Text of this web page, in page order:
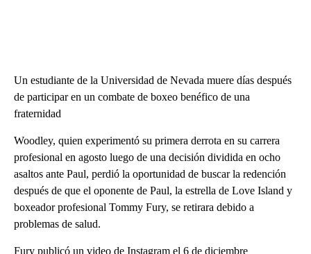
Un estudiante de la Universidad de Nevada muere días después
de participar en un combate de boxeo benéfico de una
fraternidad
Woodley, quien experimentó su primera derrota en su carrera
profesional en agosto luego de una decisión dividida en ocho
asaltos ante Paul, perdió la oportunidad de buscar la redención
después de que el oponente de Paul, la estrella de Love Island y
boxeador profesional Tommy Fury, se retirara debido a
problemas de salud.
Fury publicó un video de Instagram el 6 de diciembre